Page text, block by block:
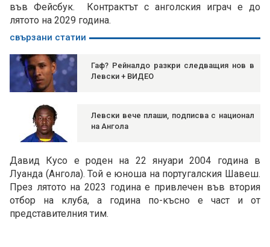
във Фейсбук. Контрактът с анголския играч е до
лятото на 2029 година.
свързани статии
Гаф? Рейналдо разкри следващия нов в
Левски + ВИДЕО
Левски вече плаши, подписва с национал
на Ангола
Давид Кусо е роден на 22 януари 2004 година в
Луанда (Ангола). Той е юноша на португалския Шавеш.
През лятото на 2023 година е привлечен във втория
отбор на клуба, а година по-късно е част и от
представителния тим.